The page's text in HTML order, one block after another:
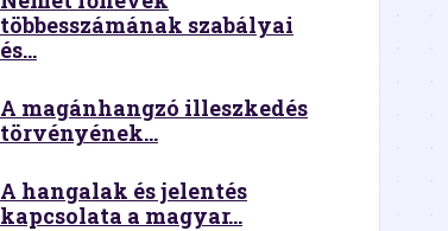
többesszámának szabályai
és...
A magánhangzó illeszkedés
törvényének...
A hangalak és jelentés
kapcsolata a magyar...